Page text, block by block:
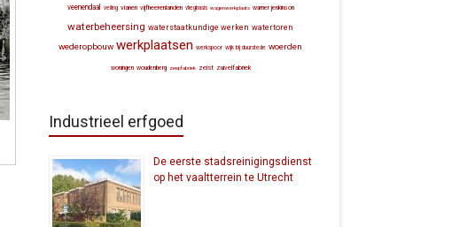
veenendaal veiling vianen vijfheerenlanden vliegbasis wagenwerkplaats warner jenkinson
waterbeheersing waterstaatkundige werken watertoren
wederopbouw werkplaatsen werkspoor wijk bij duurstede woerden
woningen woudenberg zeepfabriek zeist zuivelfabriek
Industrieel erfgoed
De eerste stadsreinigingsdienst
op het vaaltterrein te Utrecht